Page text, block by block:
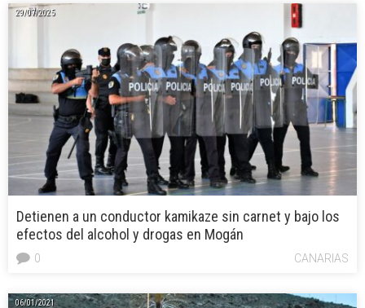
29/07/2025
Detienen a un conductor kamikaze sin carnet y bajo los
efectos del alcohol y drogas en Mogán
CANARIAS
0
06/01/2021